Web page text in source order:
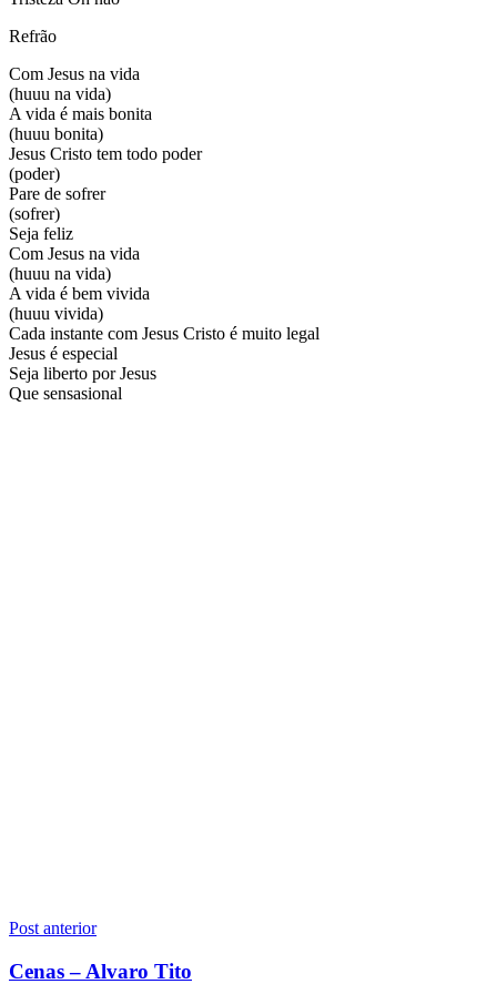
Refrão
Com Jesus na vida
(huuu na vida)
A vida é mais bonita
(huuu bonita)
Jesus Cristo tem todo poder
(poder)
Pare de sofrer
(sofrer)
Seja feliz
Com Jesus na vida
(huuu na vida)
A vida é bem vivida
(huuu vivida)
Cada instante com Jesus Cristo é muito legal
Jesus é especial
Seja liberto por Jesus
Que sensasional
Navegação
de
Post anterior
Cenas – Alvaro Tito